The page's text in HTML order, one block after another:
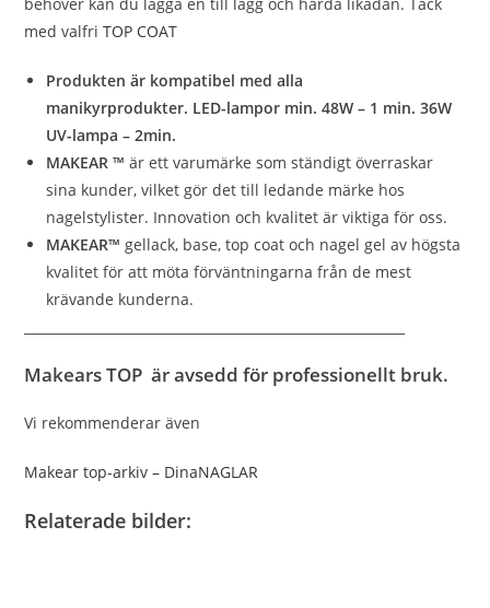
med valfriTOP COAT
Produkten är kompatibel med alla
manikyrprodukter. LED-lampor min. 48W – 1 min. 36W
UV-lampa – 2min.
MAKEAR ™ är ett varumärke som ständigt överraskar
sina kunder, vilket gör det till ledande märke hos
nagelstylister. Innovation och kvalitet är viktiga för oss.
MAKEAR™ gellack, base, top coat och nagel gel av högsta
kvalitet för att möta förväntningarna från de mest
krävande kunderna.
Makears TOP är avsedd för professionellt bruk.
Vi rekommenderar även
Makear top-arkiv – DinaNAGLAR
Relaterade bilder: